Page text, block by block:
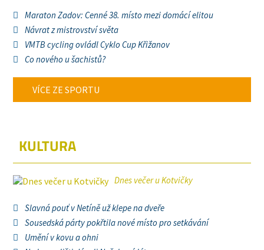
Maraton Zadov: Cenné 38. místo mezi domácí elitou
Návrat z mistrovství světa
VMTB cycling ovládl Cyklo Cup Křižanov
Co nového u šachistů?
VÍCE ZE SPORTU
KULTURA
Dnes večer u Kotvičky
Slavná pouť v Netíně už klepe na dveře
Sousedská párty pokřtila nové místo pro setkávání
Umění v kovu a ohni